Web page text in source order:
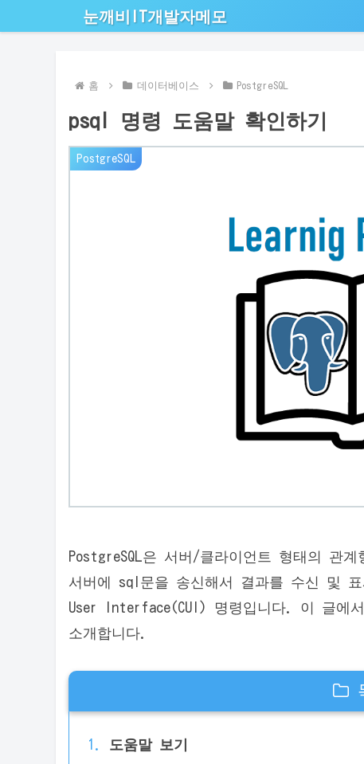
눈깨비IT개발자메모
홈 데이터베이스 PostgreSQL
psql 명령 도움말 확인하기
PostgreSQL
PostgreSQL은 서버/클라이언트 형태의 관
서버에 sql문을 송신해서 결과를 수신 및
User Interface(CUI) 명령입니다. 이 글에
소개합니다.
도움말 보기